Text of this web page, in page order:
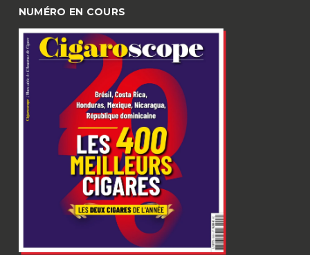
NUMÉRO EN COURS